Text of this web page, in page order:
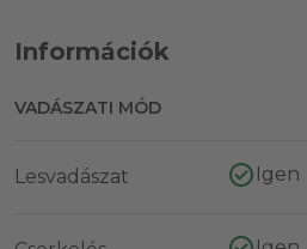
Információk
VADÁSZATI MÓD
Lesvadászat Igen